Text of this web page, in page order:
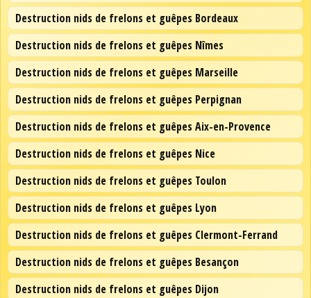
Destruction nids de frelons et guêpes Bordeaux
Destruction nids de frelons et guêpes Nîmes
Destruction nids de frelons et guêpes Marseille
Destruction nids de frelons et guêpes Perpignan
Destruction nids de frelons et guêpes Aix-en-Provence
Destruction nids de frelons et guêpes Nice
Destruction nids de frelons et guêpes Toulon
Destruction nids de frelons et guêpes Lyon
Destruction nids de frelons et guêpes Clermont-Ferrand
Destruction nids de frelons et guêpes Besançon
Destruction nids de frelons et guêpes Dijon